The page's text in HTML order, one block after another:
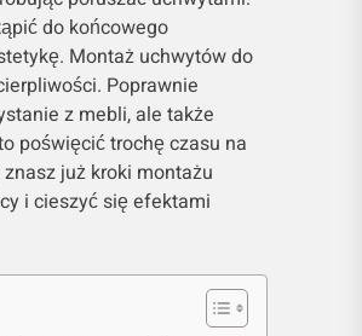
do końcowego
Montaż uchwytów do
Poprawnie
z mebli, ale także
poświęcić trochę czasu na
już kroki montażu
i cieszyć się efektami